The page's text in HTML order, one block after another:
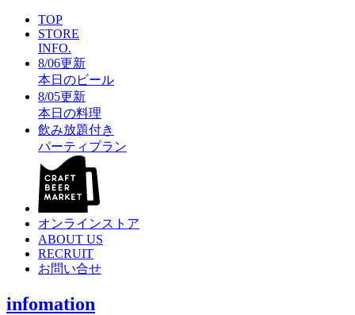
TOP
STORE
INFO.
8/06更新
本日のビール
8/05更新
本日の料理
飲み放題付き
パーティプラン
オンラインストア
ABOUT US
RECRUIT
お問い合せ
infomation